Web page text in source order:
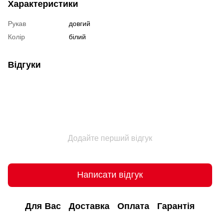
Характеристики
Рукав
довгий
Колір
білий
Відгуки
Додайте перший відгук
Написати відгук
Для Вас Доставка Оплата Гарантія